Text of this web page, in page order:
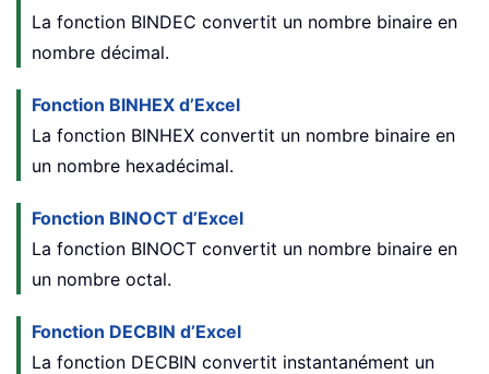
La fonction BINDEC convertit un nombre binaire en
nombre décimal.
Fonction BINHEX d’Excel
La fonction BINHEX convertit un nombre binaire en
un nombre hexadécimal.
Fonction BINOCT d’Excel
La fonction BINOCT convertit un nombre binaire en
un nombre octal.
Fonction DECBIN d’Excel
La fonction DECBIN convertit instantanément un